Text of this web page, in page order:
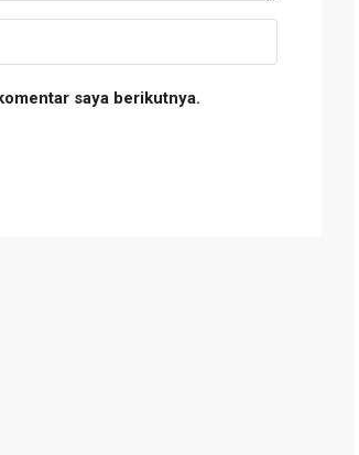
saya berikutnya.